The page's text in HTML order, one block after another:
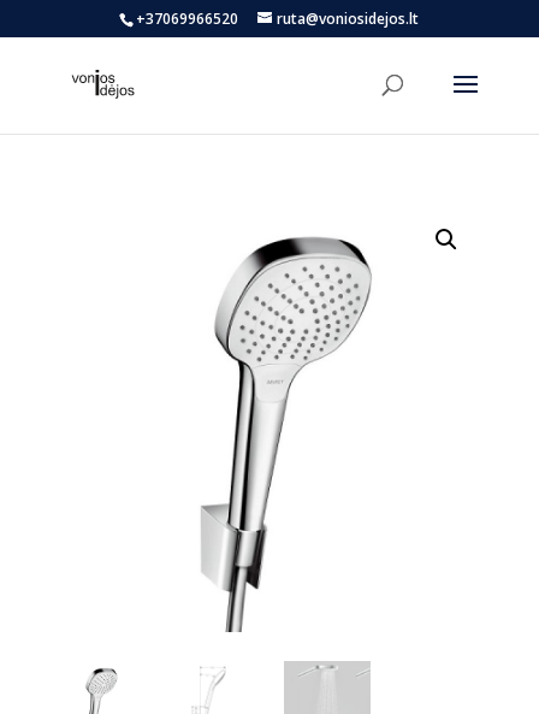
+37069966520 ruta@voniosidejos.lt